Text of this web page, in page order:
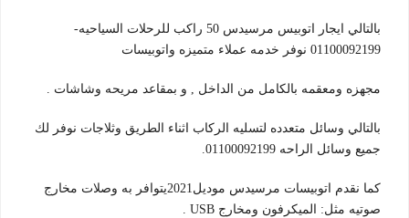
بالتالي ايجار اتوبيس مرسيدس 50 راكب للرحلات السياحيه-
01100092199 نوفر خدمه عملاء متميزه واتوبيسات
مجهزه ومعقمه بالكامل من الداخل , و بمقاعد مريحه وشاشات .
بالتالي وسائل متعدده لتسليه الركاب اثناء الطريق وثلاجات نوفر لك
جميع وسائل الراحه 01100092199.
كما نقدم اتوبيسات مرسيدس موديل2021يتوافر به وصلات مخارج
صوتيه مثل: الميكرفون ومخارج USB .